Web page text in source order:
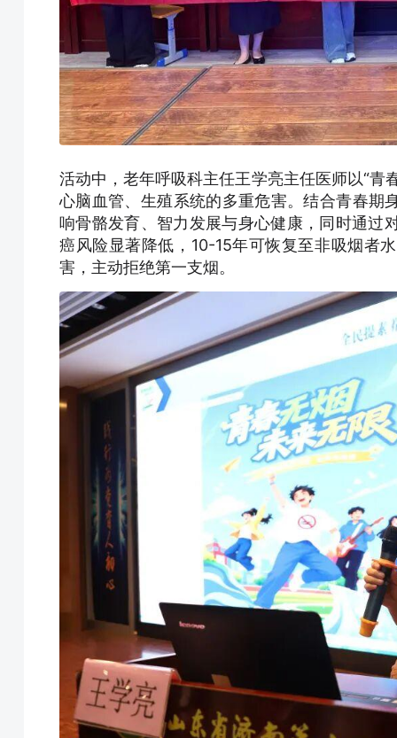
活动中，老年呼吸科主任王学亮主任医师以“青
心脑血管、生殖系统的多重危害。结合青春期
响骨骼发育、智力发展与身心健康，同时通过
癌风险显著降低，10-15年可恢复至非吸烟者
害，主动拒绝第一支烟。